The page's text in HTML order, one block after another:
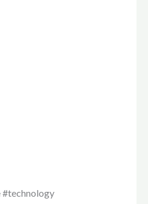
#technology